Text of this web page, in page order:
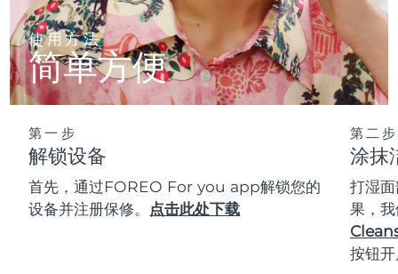
使用方法
简单方便
第一步
解锁设备
首先，通过FOREO For you app解锁您的
设备并注册保修。 点击此处下载
第二步
涂抹
打湿
果，
按钮